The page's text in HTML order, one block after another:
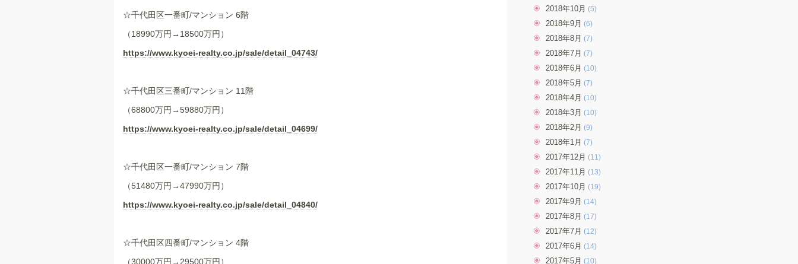
☆千代田区一番町/マンション 6階
（18990万円→18500万円）
https://www.kyoei-realty.co.jp/sale/detail_04743/
☆千代田区三番町/マンション 11階
（68800万円→59880万円）
https://www.kyoei-realty.co.jp/sale/detail_04699/
☆千代田区一番町/マンション 7階
（51480万円→47990万円）
https://www.kyoei-realty.co.jp/sale/detail_04840/
☆千代田区四番町/マンション 4階
（30000万円→29500万円）
2018年10月 (5)
2018年9月 (6)
2018年8月 (7)
2018年7月 (7)
2018年6月 (10)
2018年5月 (7)
2018年4月 (10)
2018年3月 (10)
2018年2月 (9)
2018年1月 (7)
2017年12月 (11)
2017年11月 (13)
2017年10月 (19)
2017年9月 (14)
2017年8月 (17)
2017年7月 (12)
2017年6月 (14)
2017年5月 (10)